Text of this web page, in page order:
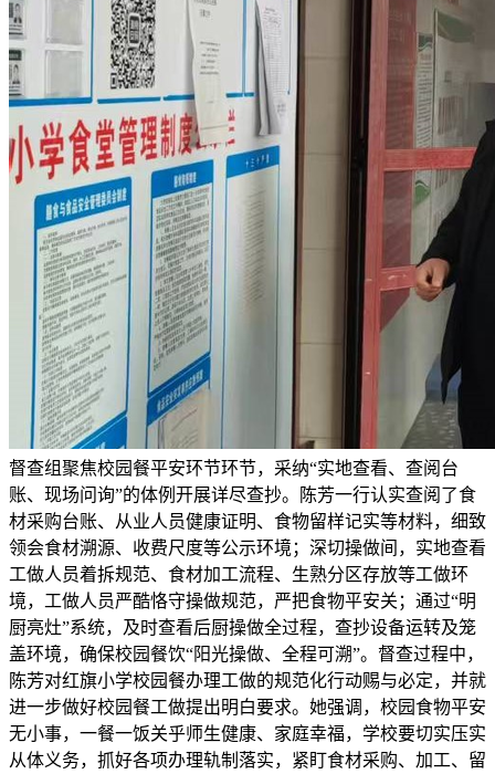
督查组聚焦校园餐平安环节环节，采纳“实地查看、查阅台
账、现场问询”的体例开展详尽查抄。陈芳一行认实查阅了食
材采购台账、从业人员健康证明、食物留样记实等材料，细致
领会食材溯源、收费尺度等公示环境；深切操做间，实地查看
工做人员着拆规范、食材加工流程、生熟分区存放等工做环
境，工做人员严酷恪守操做规范，严把食物平安关；通过“明
厨亮灶”系统，及时查看后厨操做全过程，查抄设备运转及笼
盖环境，确保校园餐饮“阳光操做、全程可溯”。督查过程中，
陈芳对红旗小学校园餐办理工做的规范化行动赐与必定，并就
进一步做好校园餐工做提出明白要求。她强调，校园食物平安
无小事，一餐一饭关乎师生健康、家庭幸福，学校要切实压实
从体义务，抓好各项办理轨制落实，紧盯食材采购、加工、留